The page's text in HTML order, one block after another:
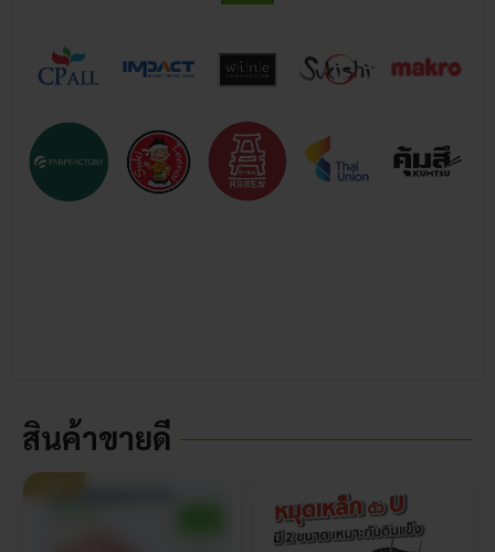
สินค้าขายดี